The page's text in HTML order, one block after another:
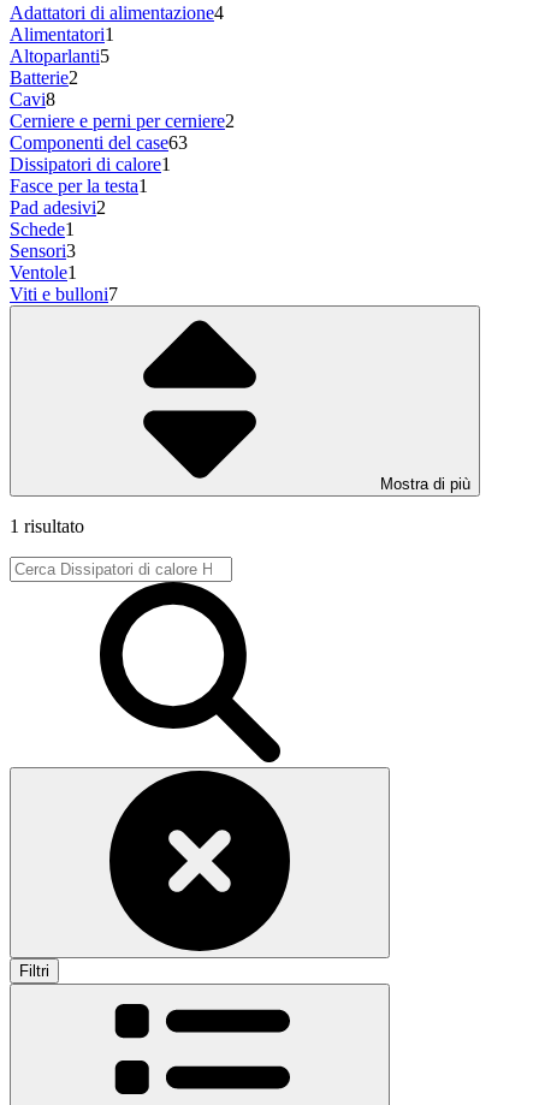
Adattatori di alimentazione4
Alimentatori1
Altoparlanti5
Batterie2
Cavi8
Cerniere e perni per cerniere2
Componenti del case63
Dissipatori di calore1
Fasce per la testa1
Pad adesivi2
Schede1
Sensori3
Ventole1
Viti e bulloni7
Mostra di più
1 risultato
Filtri